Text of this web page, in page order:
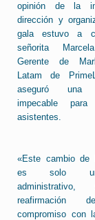
opinión de la
dirección y
gala estuvo a
señorita
Gerente de
Latam de
aseguró una
impecable
asistentes.
«Este cambio de
es solo
reafirmación
compromiso con